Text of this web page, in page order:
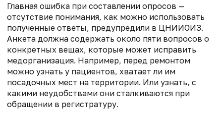
Главная ошибка при составлении опросов —
отсутствие понимания, как можно использовать
полученные ответы, предупредили в ЦНИИОИЗ.
Анкета должна содержать около пяти вопросов о
конкретных вещах, которые может исправить
медорганизация. Например, перед ремонтом
можно узнать у пациентов, хватает ли им
посадочных мест на территории. Или узнать, с
какими неудобствами они сталкиваются при
обращении в регистратуру.